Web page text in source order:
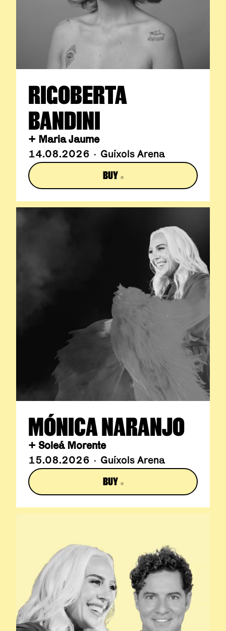
RIGOBERTA
BANDINI
+ Maria Jaume
14.08.2026 · Guíxols Arena
BUY ABRE EN NUEVA VENTANA
MÓNICA NARANJO
+ Soleá Morente
15.08.2026 · Guíxols Arena
BUY ABRE EN NUEVA VENTANA